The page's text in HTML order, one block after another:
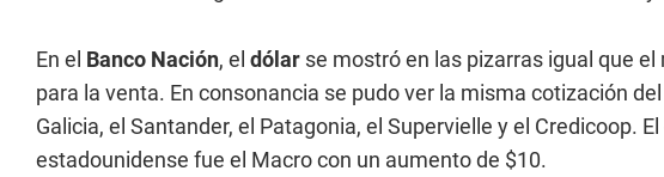
En el Banco Nación, el dólar se mostró en las pizarras igual que
para la venta. En consonancia se pudo ver la misma cotización
Galicia, el Santander, el Patagonia, el Supervielle y el Credicoop.
estadounidense fue el Macro con un aumento de $10.